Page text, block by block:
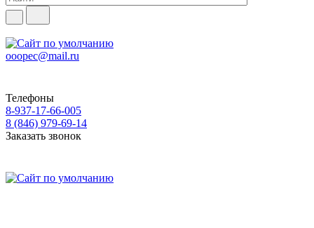
ooopec@mail.ru
Телефоны
8-937-17-66-005
8 (846) 979-69-14
Заказать звонок